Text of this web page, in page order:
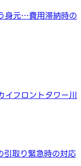
身元…費用滞納時の
フロントタワー川
引取り緊急時の対応